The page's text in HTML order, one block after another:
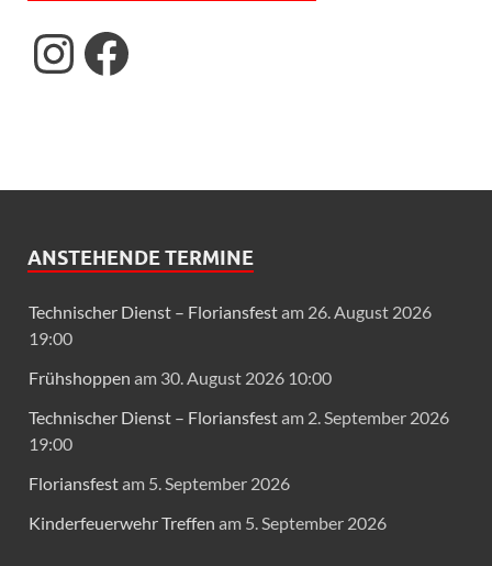
ANSTEHENDE TERMINE
Technischer Dienst – Floriansfestam 26. August 2026
19:00
Frühshoppen am 30. August 2026 10:00
Technischer Dienst – Floriansfestam 2. September 2026
19:00
Floriansfestam 5. September 2026
Kinderfeuerwehr Treffen am 5. September 2026